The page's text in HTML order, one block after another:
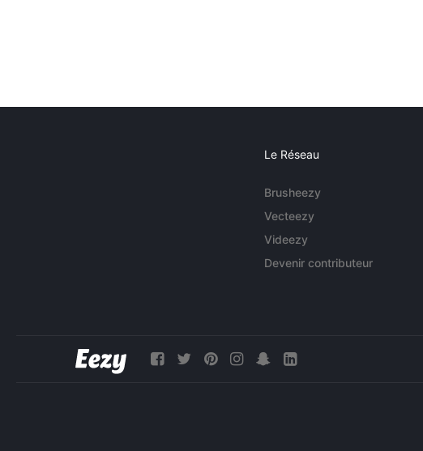
Le Réseau
Brusheezy
Vecteezy
Videezy
Devenir contributeur